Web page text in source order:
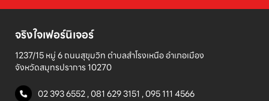
จริงใจเฟอร์นิเจอร์
1237/15 หมู่ 6 ถนนสุขุมวิท ตำบลสำโรงเหนือ อำเภอเมือง
จังหวัดสมุทรปราการ 10270
02 393 6552,081 629 3151 ,095 111 4566